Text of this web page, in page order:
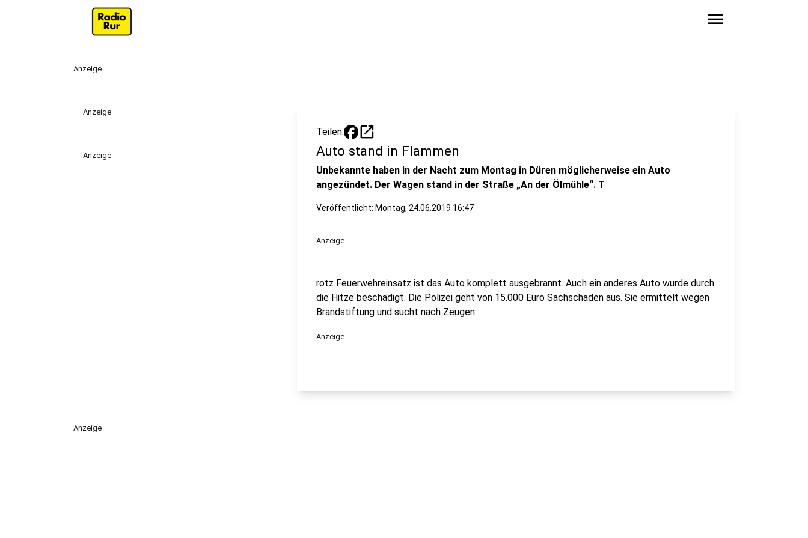
menu
Anzeige
Anzeige
Anzeige
Teilen: open_in_new
Auto stand in Flammen
Unbekannte haben in der Nacht zum Montag in Düren möglicherweise ein Auto
angezündet. Der Wagen stand in der Straße „An der Ölmühle“. T
Veröffentlicht: Montag, 24.06.2019 16:47
Anzeige
rotz Feuerwehreinsatz ist das Auto komplett ausgebrannt. Auch ein anderes Auto wurde durch
die Hitze beschädigt. Die Polizei geht von 15.000 Euro Sachschaden aus. Sie ermittelt wegen
Brandstiftung und sucht nach Zeugen.
Anzeige
Anzeige